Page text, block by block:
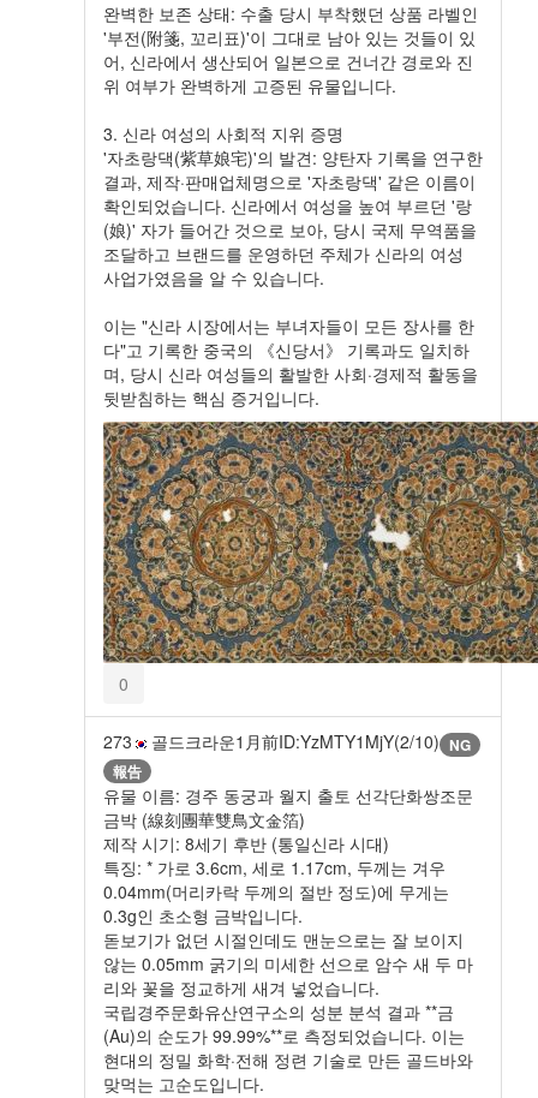
완벽한 보존 상태: 수출 당시 부착했던 상품 라벨인
'부전(附箋, 꼬리표)'이 그대로 남아 있는 것들이 있
어, 신라에서 생산되어 일본으로 건너간 경로와 진
위 여부가 완벽하게 고증된 유물입니다.
3. 신라 여성의 사회적 지위 증명
'자초랑댁(紫草娘宅)'의 발견: 양탄자 기록을 연구한
결과, 제작·판매업체명으로 '자초랑댁' 같은 이름이
확인되었습니다. 신라에서 여성을 높여 부르던 '랑
(娘)' 자가 들어간 것으로 보아, 당시 국제 무역품을
조달하고 브랜드를 운영하던 주체가 신라의 여성
사업가였음을 알 수 있습니다.
이는 "신라 시장에서는 부녀자들이 모든 장사를 한
다"고 기록한 중국의 《신당서》 기록과도 일치하
며, 당시 신라 여성들의 활발한 사회·경제적 활동을
뒷받침하는 핵심 증거입니다.
0
273 골드크라운1月前ID:YzMTY1MjY(2/10) NG
報告
유물 이름: 경주 동궁과 월지 출토 선각단화쌍조문
금박 (線刻團華雙鳥文金箔)
제작 시기: 8세기 후반 (통일신라 시대)
특징: * 가로 3.6cm, 세로 1.17cm, 두께는 겨우
0.04mm(머리카락 두께의 절반 정도)에 무게는
0.3g인 초소형 금박입니다.
돋보기가 없던 시절인데도 맨눈으로는 잘 보이지
않는 0.05mm 굵기의 미세한 선으로 암수 새 두 마
리와 꽃을 정교하게 새겨 넣었습니다.
국립경주문화유산연구소의 성분 분석 결과 **금
(Au)의 순도가 99.99%**로 측정되었습니다. 이는
현대의 정밀 화학·전해 정련 기술로 만든 골드바와
맞먹는 고순도입니다.